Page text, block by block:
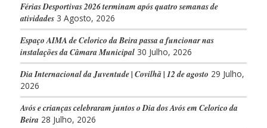
Férias Desportivas 2026 terminam após quatro semanas de
atividades 3 Agosto, 2026
Espaço AIMA de Celorico da Beira passa a funcionar nas
instalações da Câmara Municipal 30 Julho, 2026
Dia Internacional da Juventude | Covilhã | 12 de agosto 29 Julho,
2026
Avós e crianças celebraram juntos o Dia dos Avós em Celorico da
Beira 28 Julho, 2026